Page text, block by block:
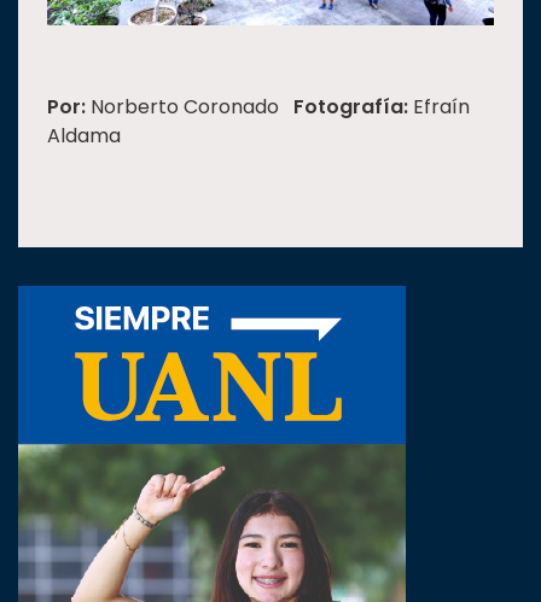
Por: Norberto Coronado Fotografía: Efraín
Aldama